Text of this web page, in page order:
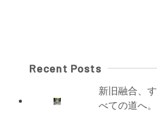
Recent Posts
新旧融合、す
べての道へ。